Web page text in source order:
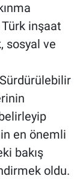
inşaat
sosyal ve
en önemli
bakış
oldu.